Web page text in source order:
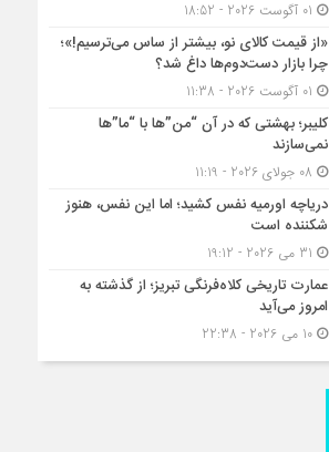
«از قیمت کالای نو، بیشتر از ساس می‌ترسیم!»؛
چرا بازار دست‌دوم‌ها داغ شد؟
کلیبر؛ بهشتی که در آن “من”ها با “ما”ها
نمی‌سازند
دریاچه اورمیه نفس کشید؛ اما این نفس، هنوز
شکننده است
عمارت تاریخی کلاه‌فرنگی تبریز؛ از گذشته به
امروز می‌آید
10 می 2026 - 22:38